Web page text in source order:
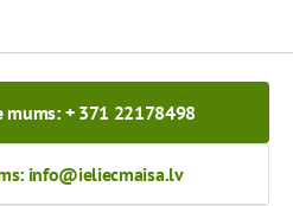
mums: + 371 22178498
info@ieliecmaisa.lv